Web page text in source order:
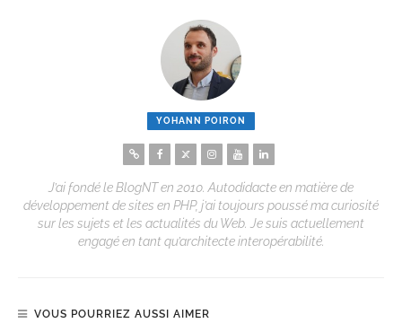
YOHANN POIRON
J’ai fondé le BlogNT en 2010. Autodidacte en matière de
développement de sites en PHP, j’ai toujours poussé ma curiosité
sur les sujets et les actualités du Web. Je suis actuellement
engagé en tant qu’architecte interopérabilité.
VOUS POURRIEZ AUSSI AIMER